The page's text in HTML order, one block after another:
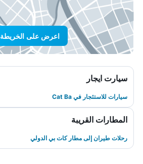
اعرض على الخريطة
سيارت ايجار
سيارات للاستئجار في Cat Ba
المطارات القريبة
رحلات طيران إلى مطار كات بي الدولي